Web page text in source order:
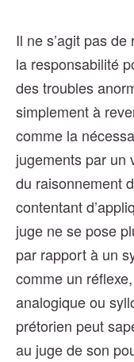
Il ne s’agit pas
la responsabilité
des troubles
simplement à
comme la
jugements par un
du raisonnement
contentant
juge ne se pose
par rapport à un
comme un
analogique ou
prétorien peut
au juge de son